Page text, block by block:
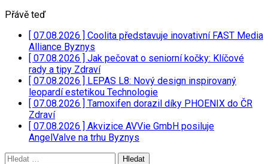
Přávě teď
[ 07.08.2026 ] Coolita představuje inovativní FAST Media
Alliance Byznys
[ 07.08.2026 ] Jak pečovat o seniorní kočky: Klíčové
rady a tipy Zdraví
[ 07.08.2026 ] LEPAS L8: Nový design inspirovaný
leopardí estetikou Technologie
[ 07.08.2026 ] Tamoxifen dorazil díky PHOENIX do ČR
Zdraví
[ 07.08.2026 ] Akvizice AVVie GmbH posiluje
AngelValve na trhu Byznys
Vyhledávání